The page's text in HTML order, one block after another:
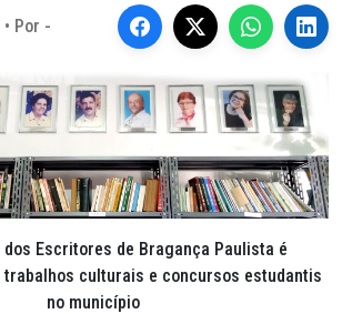
Por -
Escritores de Bragança Paulista é
trabalhos culturais e concursos estudantis
no município